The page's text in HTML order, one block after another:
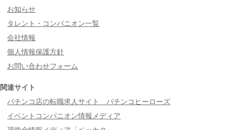
お知らせ
タレント・コンパニオン一覧
会社情報
個人情報保護方針
お問い合わせフォーム
関連サイト
パチンコ店の転職求人サイト パチンコヒーローズ
イベントコンパニオン情報メディア